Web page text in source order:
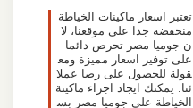
تعتبر اسعار ماكينات الخياطة
منخفضة جدا على موقعنا، لا
ن جوميا مصر تحرص دائما
على توفير اسعار مميزة ومع
قولة للحصول على رضا عملا
ئنا. يمكنك ايجاد اجزاء ماكينة
الخياطة على جوميا مصر بس